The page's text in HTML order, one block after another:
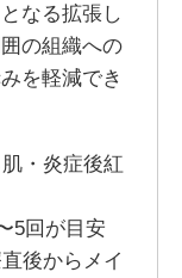
なる拡張し
の組織への
を軽減でき
・炎症後紅
5回が目安
後からメイ